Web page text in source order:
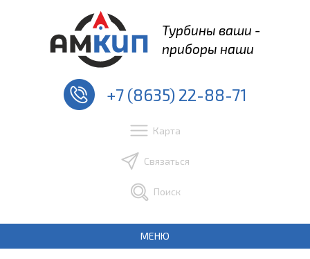
Турбины ваши -
приборы наши
+7 (8635) 22-88-71
Карта
Связаться
Поиск
МЕНЮ